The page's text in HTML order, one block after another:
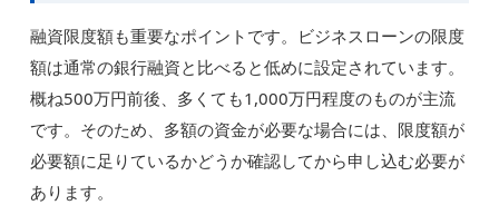
融資限度額も重要なポイントです。ビジネスローンの限度
額は通常の銀行融資と比べると低めに設定されています。
概ね500万円前後、多くても1,000万円程度のものが主流
です。そのため、多額の資金が必要な場合には、限度額が
必要額に足りているかどうか確認してから申し込む必要が
あります。